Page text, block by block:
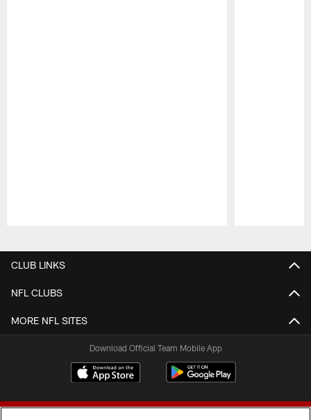
CLUB LINKS
NFL CLUBS
MORE NFL SITES
Download Official Team Mobile App